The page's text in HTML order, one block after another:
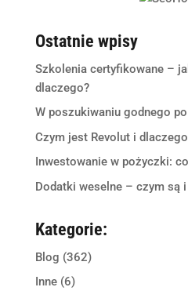
Ostatnie wpisy
Szkolenia certyfikowane –
dlaczego?
W poszukiwaniu godnego
Czym jest Revolut i
Inwestowanie w pożyczki:
Dodatki weselne – czym są
Kategorie:
Blog (362)
Inne(6)